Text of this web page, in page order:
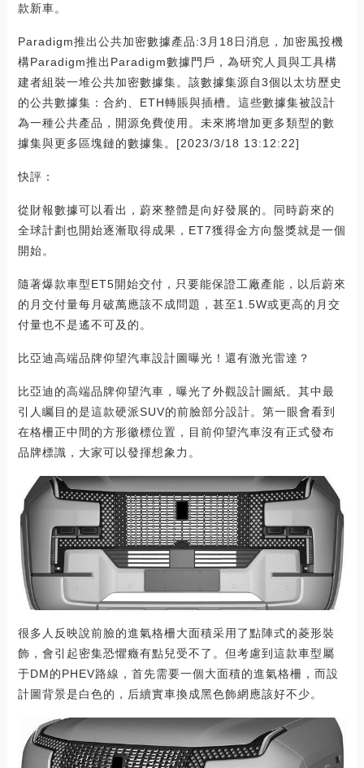
款新車。
Paradigm推出公共加密數據產品:3月18日消息，加密風投機
構Paradigm推出Paradigm數據門戶，為研究人員與工具構
建者組裝一堆公共加密數據集。該數據集源自3個以太坊歷史
的公共數據集：合約、ETH轉賬與插槽。這些數據集被設計
為一種公共產品，開源免費使用。未來將增加更多類型的數
據集與更多區塊鏈的數據集。[2023/3/18 13:12:22]
快評：
從財報數據可以看出，蔚來整體是向好發展的。同時蔚來的
全球計劃也開始逐漸取得成果，ET7獲得金方向盤獎就是一個
開始。
隨著爆款車型ET5開始交付，只要能保證工廠產能，以后蔚來
的月交付量每月破萬應該不成問題，甚至1.5W或更高的月交
付量也不是遙不可及的。
比亞迪高端品牌仰望汽車設計圖曝光！還有激光雷達？
比亞迪的高端品牌仰望汽車，曝光了外觀設計圖紙。其中最
引人矚目的是這款硬派SUV的前臉部分設計。第一眼會看到
在格柵正中間的方形徽標位置，目前仰望汽車沒有正式發布
品牌標識，大家可以發揮想象力。
很多人反映說前臉的進氣格柵大面積采用了點陣式的菱形裝
飾，會引起密集恐懼癥有點兒受不了。但考慮到這款車型屬
于DM的PHEV路線，首先需要一個大面積的進氣格柵，而設
計圖背景是白色的，后續實車換成黑色飾網應該好不少。